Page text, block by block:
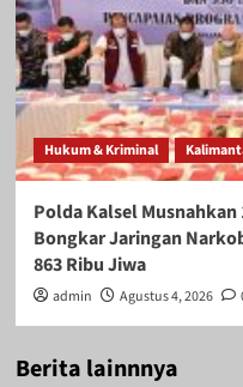
Hukum & Kriminal
Polda Kalsel Musnahkan
Bongkar Jaringan
863 Ribu Jiwa
admin Agustus 4, 2026
Berita lainnnya